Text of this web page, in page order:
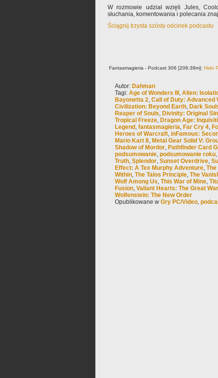
W rozmowie udział wzięli Jules,
słuchania, komentowania i polecania
Ściągnij trzysta szósty odcinek podcastu
Fantasmagieria - Podcast 306 [206:39m]: Hide
Autor: Dahman
Tagi: Age of Wonders III , Alien:
Bayonetta 2, Call of Duty: Advanced
Civilization: Beyond Earth, Dark
Reaper of Souls, Divinity: Original Sin
Tropical Freeze, Dragon Age:
Legend , fantasmagieria, Far Cry 4,
Heroes of Warcraft, inFamous:
Mario Kart 8, Metal Gear Solid V:
Shadow of Mordor, Pathfinder Card
podsumowanie, podsumowanie roku,
Truth, Splendor, Sunset Overdrive,
Effect: A Tex Murphy Adventure, The
Within, The Talos Principle, The
Wolf Among Us, This War of Mine,
Fusion, Valiant Hearts: The Great War
Wolfenstein: The New Order
Opublikowane w Gry PC/Video,